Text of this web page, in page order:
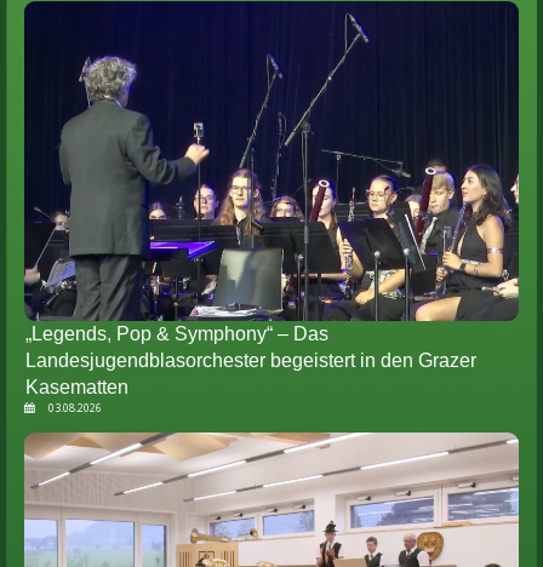
„Legends, Pop & Symphony“ – Das
Landesjugendblasorchester begeistert in den Grazer
Kasematten
03.08.2026